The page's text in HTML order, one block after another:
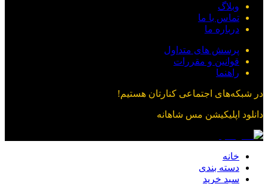
وبلاگ
تماس با ما
درباره ما
پرسش های متداول
قوانین و مقررات
راهنما
در شبکه‌های اجتماعی کنارتان هستیم!
دانلود اپلیکیشن مس شاهانه
خانه
دسته بندی
سبد خرید